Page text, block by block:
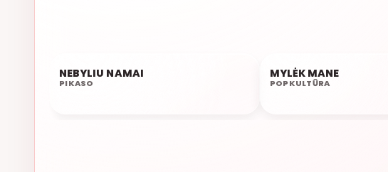
02:13
NEBYLIU NAMAI
PIKASO
02:10
MYLĖK MANE
POPKULTŪRA